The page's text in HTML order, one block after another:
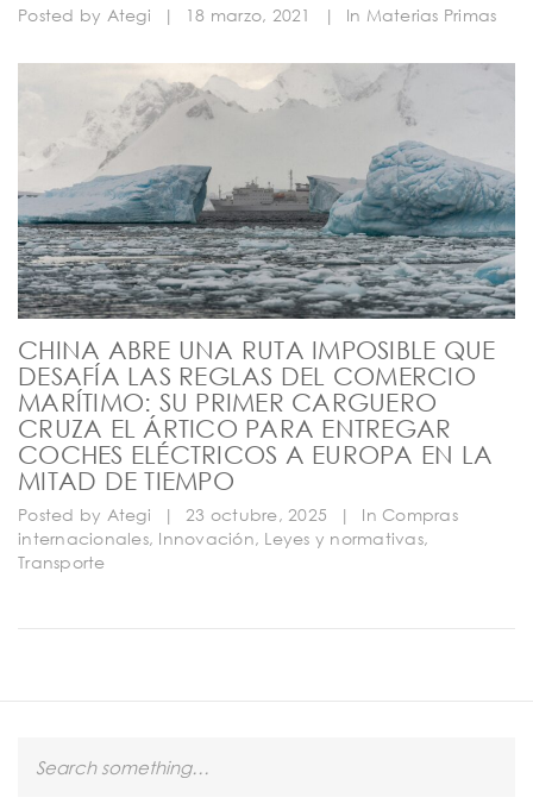
Posted by Ategi | 18 marzo, 2021 | In Materias Primas
CHINA ABRE UNA RUTA IMPOSIBLE QUE
DESAFÍA LAS REGLAS DEL COMERCIO
MARÍTIMO: SU PRIMER CARGUERO
CRUZA EL ÁRTICO PARA ENTREGAR
COCHES ELÉCTRICOS A EUROPA EN LA
MITAD DE TIEMPO
Posted by Ategi | 23 octubre, 2025 | In Compras
internacionales, Innovación, Leyes y normativas,
Transporte